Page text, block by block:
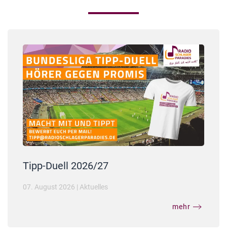
Tipp-Duell 2026/27
07. August 2026 | Aktuelles
mehr